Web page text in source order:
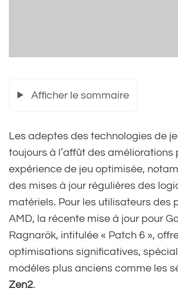
Afficher le sommaire
Les adeptes des technologies de
toujours à l’affût des
expérience de jeu optimisée,
des mises à jour régulières des
matériels. Pour les utilisateurs des
AMD, la récente mise à jour pour
Ragnarök, intitulée « Patch 6 »,
optimisations significatives,
modèles plus anciens comme les
Zen2.